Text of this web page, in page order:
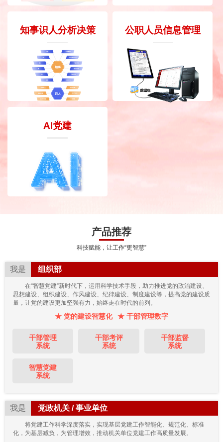
知事识人分析决策 公职人员信息管理
AI党建
产品推荐
科技赋能，让工作“更智慧”
我是 组织部
在“智慧党建”新时代下，运用科学技术手段，助力推进党的政治建设、
思想建设、组织建设、作风建设、纪律建设、制度建设等，提高党的建设质
量，让党的建设更加坚强有力，始终走在时代的前列。
★ 党的建设智慧化 ★ 干部管理数字
干部管理
系统
干部考评
系统
干部监督
系统
智慧党建
系统
我是 党政机关 / 事业单位
将党建工作科学深度落实，实现基层党建工作智能化、规范化、标准
化，为基层减负，为管理增效，推动机关单位党建工作高质量发展。